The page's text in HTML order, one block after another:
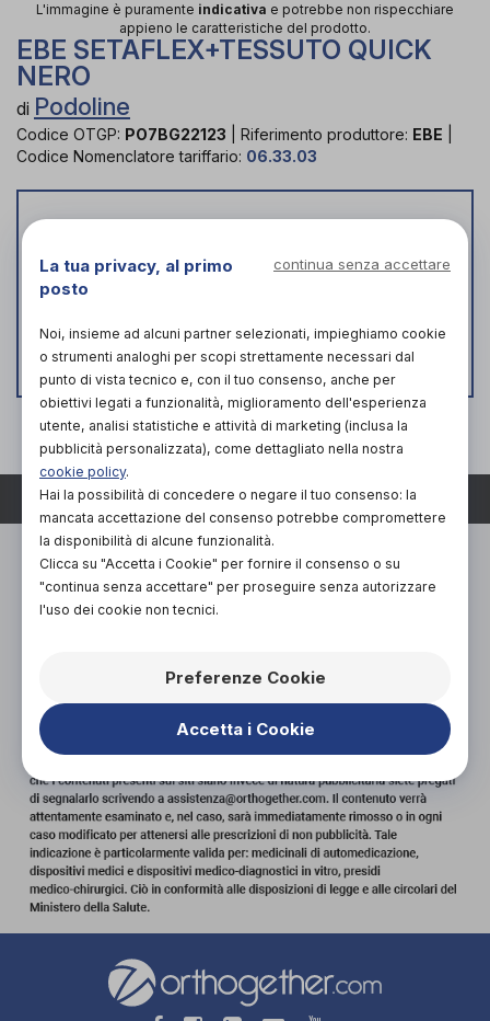
L'immagine è puramente indicativa e potrebbe non rispecchiare
appieno le caratteristiche del prodotto.
EBE SETAFLEX+TESSUTO QUICK
NERO
di Podoline
Codice OTGP: PO7BG22123 Riferimento produttore: EBE
Codice Nomenclatore tariffario: 06.33.03
Prodotto momentaneamente non
disponibile
Trova ortopedie vicino a te che, in poco tempo,
alternativa!
Verifica disponibilità
TORNA SU
La tua privacy, al primo
posto
continua senza accettare
Noi, insieme ad alcuni partner selezionati, impieghiamo cookie
o strumenti analoghi per scopi strettamente necessari dal
punto di vista tecnico e, con il tuo consenso, anche per
obiettivi legati a funzionalità, miglioramento dell'esperienza
utente, analisi statistiche e attività di marketing (inclusa la
pubblicità personalizzata), come dettagliato nella nostra
cookie policy.
Hai la possibilità di concedere o negare il tuo consenso: la
mancata accettazione del consenso potrebbe compromettere
la disponibilità di alcune funzionalità.
Clicca su "Accetta i Cookie" per fornire il consenso o su
"continua senza accettare" per proseguire senza autorizzare
l'uso dei cookie non tecnici.
Preferenze Cookie
Accetta i Cookie